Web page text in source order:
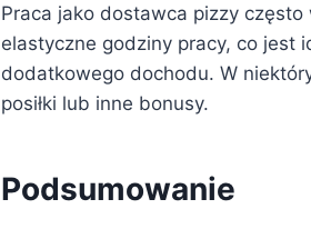
Praca jako dostawca pizzy
elastyczne godziny pracy, co jest
dodatkowego dochodu. W
posiłki lub inne bonusy.
Podsumowanie